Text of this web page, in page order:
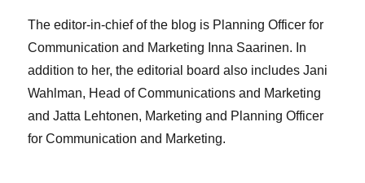
The editor-in-chief of the blog is Planning Officer for
Communication and Marketing Inna Saarinen. In
addition to her, the editorial board also includes Jani
Wahlman, Head of Communications and Marketing
and Jatta Lehtonen, Marketing and Planning Officer
for Communication and Marketing.